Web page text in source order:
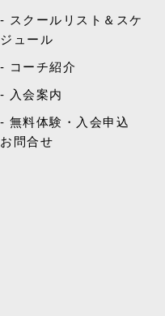
スクールリスト＆スケ
ジュール
コーチ紹介
入会案内
無料体験・入会申込
お問合せ